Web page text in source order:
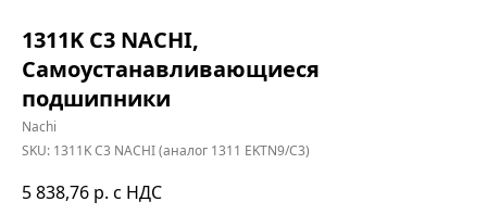
1311K C3 NACHI,
Самоустанавливающиеся
подшипники
Nachi
SKU: 1311K C3 NACHI (аналог 1311 EKTN9/C3)
5 838,76 р. с НДС